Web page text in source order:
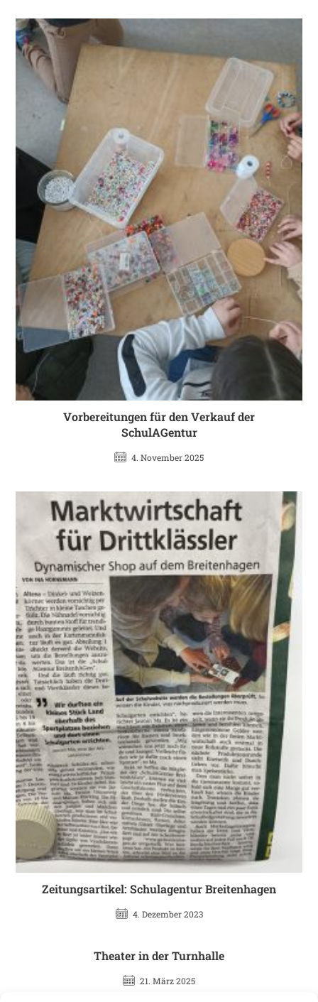
Vorbereitungen für den Verkauf der
SchulAGentur
4. November 2025
Zeitungsartikel: Schulagentur Breitenhagen
4. Dezember 2023
Theater in der Turnhalle
21. März 2025